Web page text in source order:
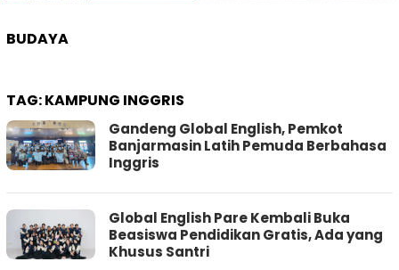
BUDAYA
TAG:KAMPUNG INGGRIS
Gandeng Global English, Pemkot
Banjarmasin Latih Pemuda Berbahasa
Inggris
Global English Pare Kembali Buka
Beasiswa Pendidikan Gratis, Ada yang
Khusus Santri